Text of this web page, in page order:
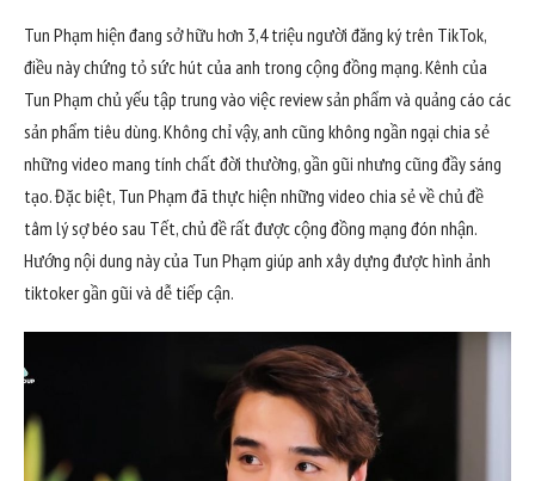
Tun Phạm hiện đang sở hữu hơn 3,4 triệu người đăng ký trên TikTok,
điều này chứng tỏ sức hút của anh trong cộng đồng mạng. Kênh của
Tun Phạm chủ yếu tập trung vào việc review sản phẩm và quảng cáo các
sản phẩm tiêu dùng. Không chỉ vậy, anh cũng không ngần ngại chia sẻ
những video mang tính chất đời thường, gần gũi nhưng cũng đầy sáng
tạo. Đặc biệt, Tun Phạm đã thực hiện những video chia sẻ về chủ đề
tâm lý sợ béo sau Tết, chủ đề rất được cộng đồng mạng đón nhận.
Hướng nội dung này của Tun Phạm giúp anh xây dựng được hình ảnh
tiktoker gần gũi và dễ tiếp cận.